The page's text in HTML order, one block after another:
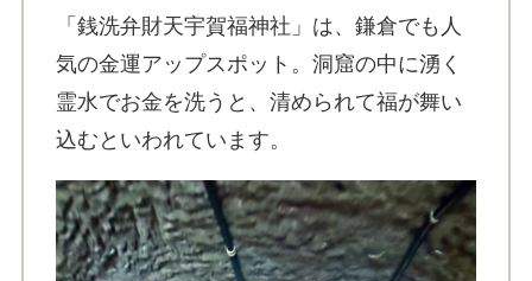
「銭洗弁財天宇賀福神社」は、鎌倉でも人
気の金運アップスポット。洞窟の中に湧く
霊水でお金を洗うと、清められて福が舞い
込むといわれています。